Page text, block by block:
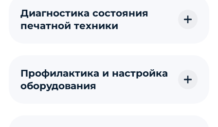
Диагностика состояния
печатной техники
Профилактика и настройка
оборудования